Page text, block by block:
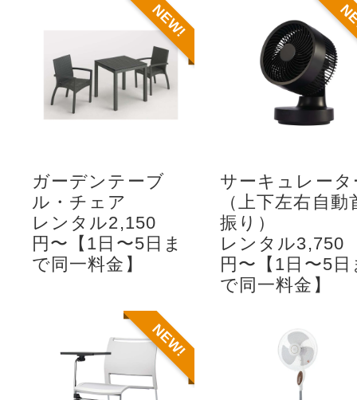
ガーデンテーブ
ル・チェア
レンタル2,150
円〜【1日〜5日ま
で同一料金】
NEW!
サーキュレータ
（上下左右自動
振り）
レンタル3,750
円〜【1日〜5日
で同一料金】
NEW!